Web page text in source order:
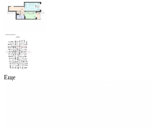
Воронеж, Независимости ул., д. 78Б к.2